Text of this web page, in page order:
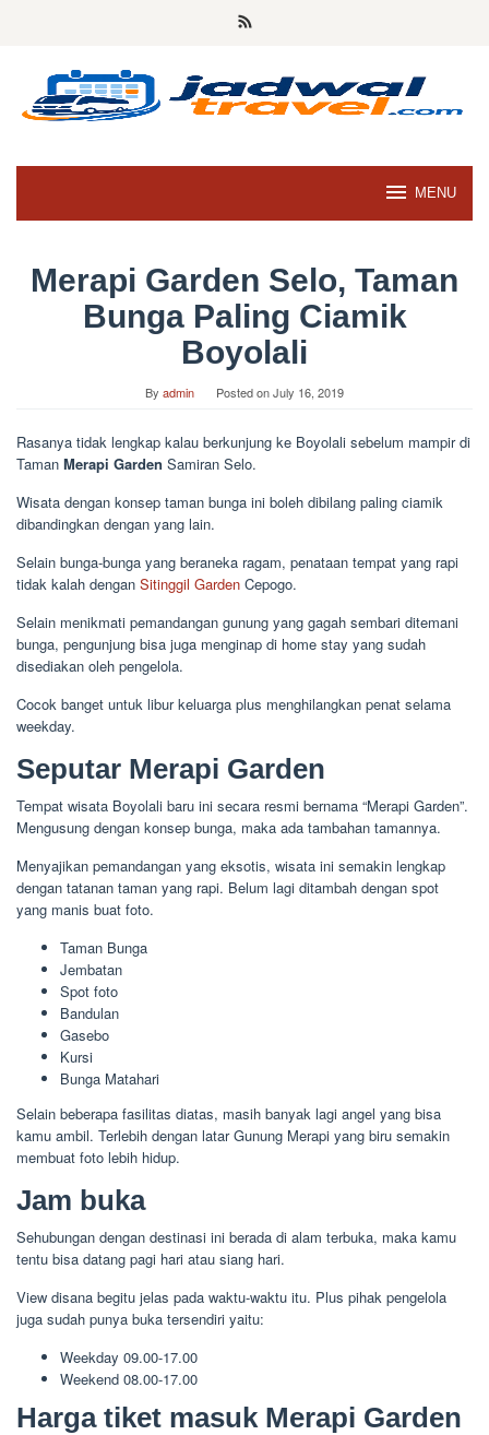
MENU
Merapi Garden Selo, Taman
Bunga Paling Ciamik
Boyolali
By admin Posted onJuly 16, 2019
Rasanya tidak lengkap kalau berkunjung ke Boyolali sebelum mampir di
Taman Merapi Garden Samiran Selo.
Wisata dengan konsep taman bunga ini boleh dibilang paling ciamik
dibandingkan dengan yang lain.
Selain bunga-bunga yang beraneka ragam, penataan tempat yang rapi
tidak kalah dengan Sitinggil Garden Cepogo.
Selain menikmati pemandangan gunung yang gagah sembari ditemani
bunga, pengunjung bisa juga menginap di home stay yang sudah
disediakan oleh pengelola.
Cocok banget untuk libur keluarga plus menghilangkan penat selama
weekday.
Seputar Merapi Garden
Tempat wisata Boyolali baru ini secara resmi bernama “Merapi Garden”.
Mengusung dengan konsep bunga, maka ada tambahan tamannya.
Menyajikan pemandangan yang eksotis, wisata ini semakin lengkap
dengan tatanan taman yang rapi. Belum lagi ditambah dengan spot
yang manis buat foto.
Taman Bunga
Jembatan
Spot foto
Bandulan
Gasebo
Kursi
Bunga Matahari
Selain beberapa fasilitas diatas, masih banyak lagi angel yang bisa
kamu ambil. Terlebih dengan latar Gunung Merapi yang biru semakin
membuat foto lebih hidup.
Jam buka
Sehubungan dengan destinasi ini berada di alam terbuka, maka kamu
tentu bisa datang pagi hari atau siang hari.
View disana begitu jelas pada waktu-waktu itu. Plus pihak pengelola
juga sudah punya buka tersendiri yaitu:
Weekday 09.00-17.00
Weekend 08.00-17.00
Harga tiket masuk Merapi Garden